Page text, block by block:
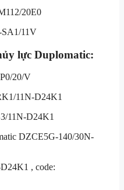
20E0
SA1/11V
lực Duplomatic:
20/V
11N-D24K1
11N-D24K1
DZCE5G-140/30N-
, code: